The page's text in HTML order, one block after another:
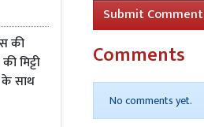
की
मिट्टी
साथ
Submit Comment
Comments
No comments yet.